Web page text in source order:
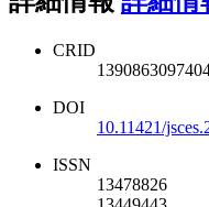
CRID
DOI
10.11421/
ISSN
13478826